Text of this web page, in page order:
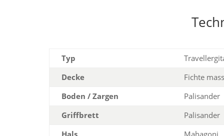
Typ
Decke
Fichte
Boden / Zargen
Palisander
Griffbrett
Palisander